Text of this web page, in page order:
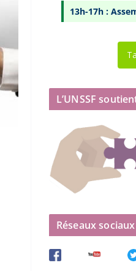
13h-17h :
L’UNSSF
Réseaux sociaux